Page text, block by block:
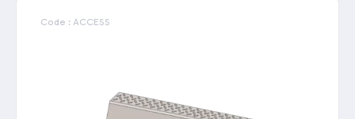
Code : ACCESS